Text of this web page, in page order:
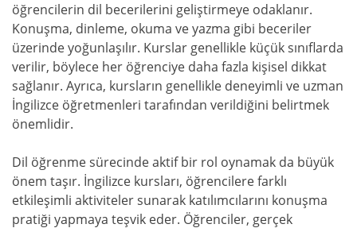
öğrencilerin dil becerilerini geliştirmeye odaklanır.
Konuşma, dinleme, okuma ve yazma gibi beceriler
üzerinde yoğunlaşılır. Kurslar genellikle küçük sınıflarda
verilir, böylece her öğrenciye daha fazla kişisel dikkat
sağlanır. Ayrıca, kursların genellikle deneyimli ve uzman
İngilizce öğretmenleri tarafından verildiğini belirtmek
önemlidir.
Dil öğrenme sürecinde aktif bir rol oynamak da büyük
önem taşır. İngilizce kursları, öğrencilere farklı
etkileşimli aktiviteler sunarak katılımcılarını konuşma
pratiği yapmaya teşvik eder. Öğrenciler, gerçek